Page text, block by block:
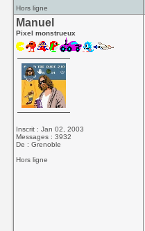
Hors ligne
Manuel
Pixel monstrueux
Inscrit : Jan 02, 2003
Messages : 3932
De : Grenoble
Hors ligne